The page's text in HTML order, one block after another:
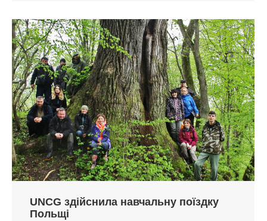
UNCG здійснила навчальну поїздку
Польщі